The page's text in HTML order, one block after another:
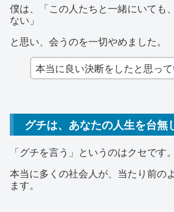
僕は、「この人たちと一緒にいても
ない」
と思い、会うのを一切やめました。
本当に良い決断をしたと思って
グチは、あなたの人生を台無
「グチを言う」というのはクセです。
本当に多くの社会人が、当たり前の
ます。